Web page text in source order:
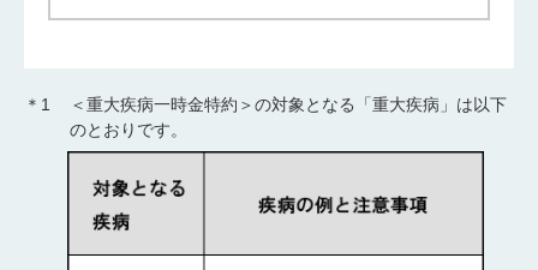
＊1
＜重大疾病一時金特約＞の対象となる「重大疾病」は以下
のとおりです。